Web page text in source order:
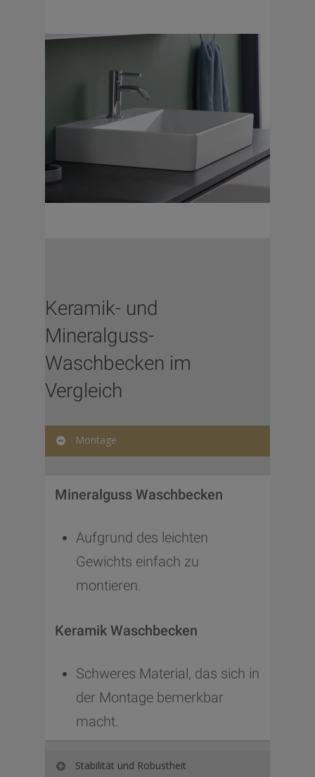
Keramik- und
Mineralguss-
Waschbecken im
Vergleich
Montage
Mineralguss Waschbecken
Aufgrund des leichten
Gewichts einfach zu
montieren.
Keramik Waschbecken
Schweres Material, das sich in
der Montage bemerkbar
macht.
Stabilität und Robustheit